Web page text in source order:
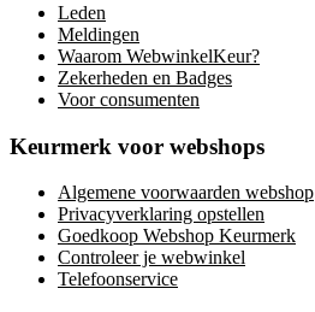
Leden
Meldingen
Waarom WebwinkelKeur?
Zekerheden en Badges
Voor consumenten
Keurmerk voor webshops
Algemene voorwaarden webshop
Privacyverklaring opstellen
Goedkoop Webshop Keurmerk
Controleer je webwinkel
Telefoonservice